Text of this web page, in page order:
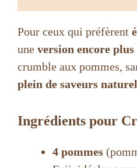
Pour ceux qui préfèrent
une version encore plus
crumble aux pommes,
plein de saveurs
Ingrédients pour
4 pommes